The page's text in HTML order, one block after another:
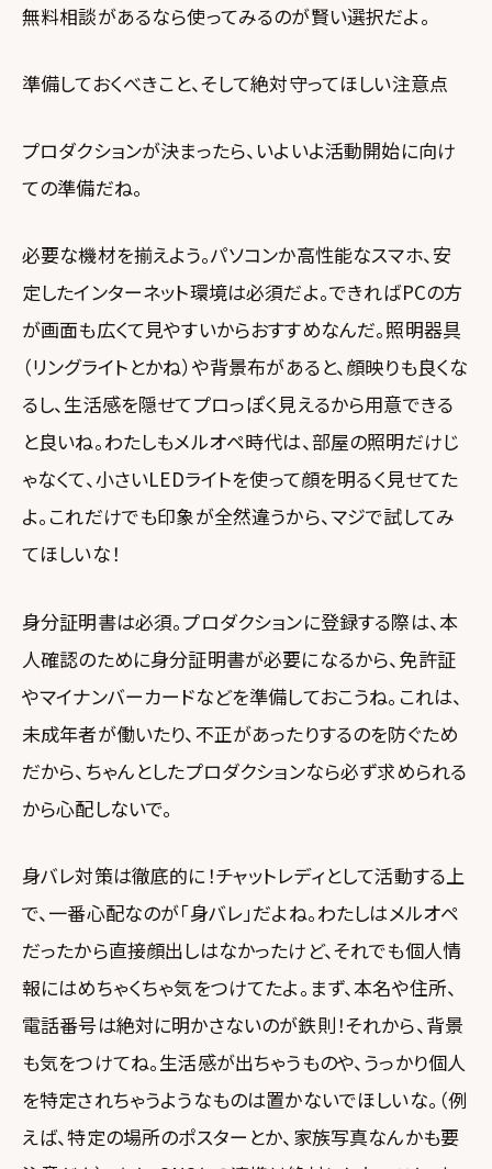
無料相談があるなら使ってみるのが賢い選択だよ。
準備しておくべきこと、そして絶対守ってほしい注意点
プロダクションが決まったら、いよいよ活動開始に向け
ての準備だね。
必要な機材を揃えよう。パソコンか高性能なスマホ、安
定したインターネット環境は必須だよ。できればPCの方
が画面も広くて見やすいからおすすめなんだ。照明器具
（リングライトとかね）や背景布があると、顔映りも良くな
るし、生活感を隠せてプロっぽく見えるから用意できる
と良いね。わたしもメルオペ時代は、部屋の照明だけじ
ゃなくて、小さいLEDライトを使って顔を明るく見せてた
よ。これだけでも印象が全然違うから、マジで試してみ
てほしいな！
身分証明書は必須。プロダクションに登録する際は、本
人確認のために身分証明書が必要になるから、免許証
やマイナンバーカードなどを準備しておこうね。これは、
未成年者が働いたり、不正があったりするのを防ぐため
だから、ちゃんとしたプロダクションなら必ず求められる
から心配しないで。
身バレ対策は徹底的に！チャットレディとして活動する上
で、一番心配なのが「身バレ」だよね。わたしはメルオペ
だったから直接顔出しはなかったけど、それでも個人情
報にはめちゃくちゃ気をつけてたよ。まず、本名や住所、
電話番号は絶対に明かさないのが鉄則！それから、背景
も気をつけてね。生活感が出ちゃうものや、うっかり個人
を特定されちゃうようなものは置かないでほしいな。（例
えば、特定の場所のポスターとか、家族写真なんかも要